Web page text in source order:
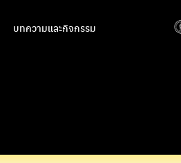
บทความและกิจกรรม